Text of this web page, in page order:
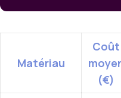
Matériau
Coût
(€)